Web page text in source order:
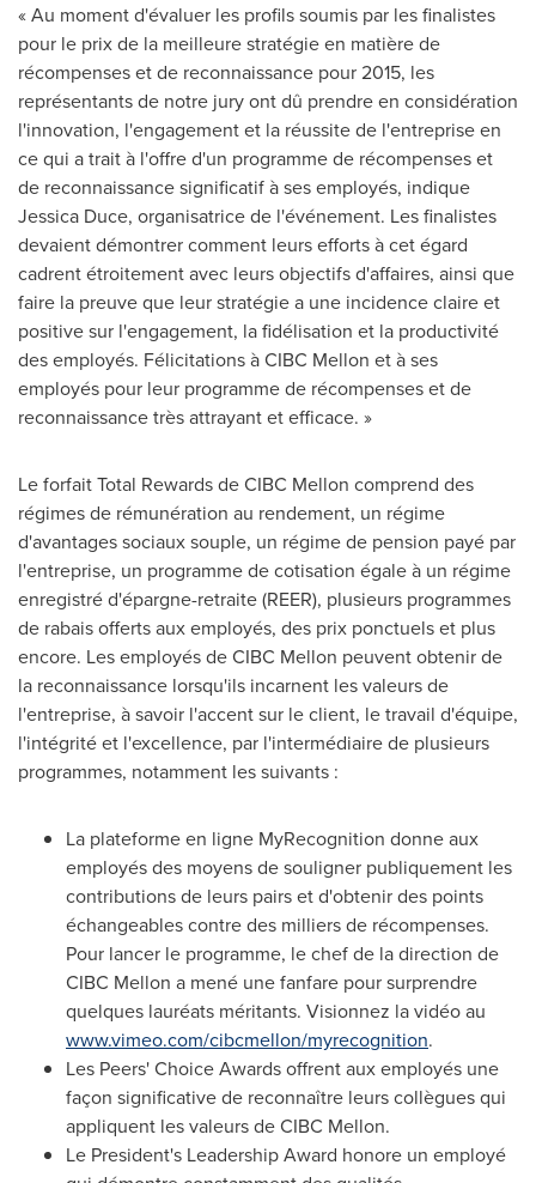
« Au moment d'évaluer les profils soumis par les finalistes
pour le prix de la meilleure stratégie en matière de
récompenses et de reconnaissance pour 2015, les
représentants de notre jury ont dû prendre en considération
l'innovation, l'engagement et la réussite de l'entreprise en
ce qui a trait à l'offre d'un programme de récompenses et
de reconnaissance significatif à ses employés, indique
Jessica Duce, organisatrice de l'événement. Les finalistes
devaient démontrer comment leurs efforts à cet égard
cadrent étroitement avec leurs objectifs d'affaires, ainsi que
faire la preuve que leur stratégie a une incidence claire et
positive sur l'engagement, la fidélisation et la productivité
des employés. Félicitations à CIBC Mellon et à ses
employés pour leur programme de récompenses et de
reconnaissance très attrayant et efficace. »
Le forfait Total Rewards de CIBC Mellon comprend des
régimes de rémunération au rendement, un régime
d'avantages sociaux souple, un régime de pension payé par
l'entreprise, un programme de cotisation égale à un régime
enregistré d'épargne-retraite (REER), plusieurs programmes
de rabais offerts aux employés, des prix ponctuels et plus
encore. Les employés de CIBC Mellon peuvent obtenir de
la reconnaissance lorsqu'ils incarnent les valeurs de
l'entreprise, à savoir l'accent sur le client, le travail d'équipe,
l'intégrité et l'excellence, par l'intermédiaire de plusieurs
programmes, notamment les suivants :
La plateforme en ligne MyRecognition donne aux
employés des moyens de souligner publiquement les
contributions de leurs pairs et d'obtenir des points
échangeables contre des milliers de récompenses.
Pour lancer le programme, le chef de la direction de
CIBC Mellon a mené une fanfare pour surprendre
quelques lauréats méritants. Visionnez la vidéo au
www.vimeo.com/cibcmellon/myrecognition.
Les Peers'Choice Awards offrent aux employés une
façon significative de reconnaître leurs collègues qui
appliquent les valeurs de CIBC Mellon.
Le President's Leadership Award honore un employé